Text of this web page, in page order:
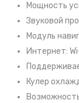
Мощность
Звуковой
Модуль
Интернет:
Кулер